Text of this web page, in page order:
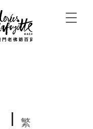
繁